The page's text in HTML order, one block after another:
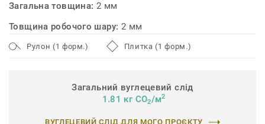
Загальна товщина: 2 мм
Товщина робочого шару: 2 мм
Рулон (1 форм.) Плитка (1 форм.)
Загальний вуглецевий слід
1.81 кг CO2/м2
ВУГЛЕЦЕВИЙ СЛІД ДЛЯ МОГО ПРОЄКТУ